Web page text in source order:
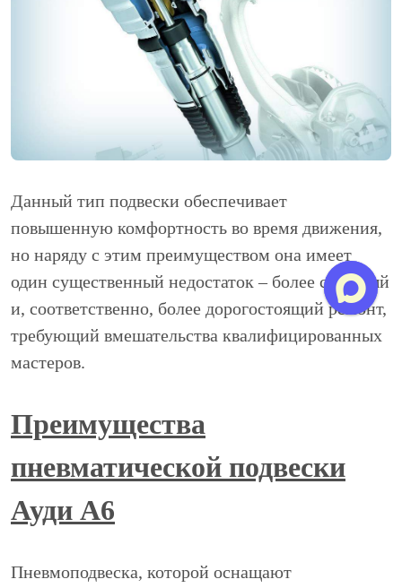
Данный тип подвески обеспечивает
повышенную комфортность во время движения,
но наряду с этим преимуществом она имеет
один существенный недостаток – более сложный
и, соответственно, более дорогостоящий ремонт,
требующий вмешательства квалифицированных
мастеров.
Преимущества
пневматической подвески
Ауди А6
Пневмоподвеска, которой оснащают